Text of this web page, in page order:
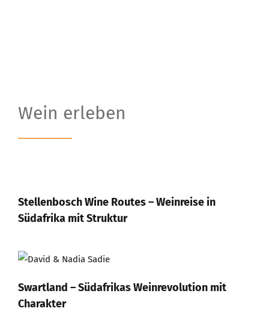
Wein erleben
Stellenbosch Wine Routes – Weinreise in
Südafrika mit Struktur
Swartland – Südafrikas Weinrevolution mit
Charakter